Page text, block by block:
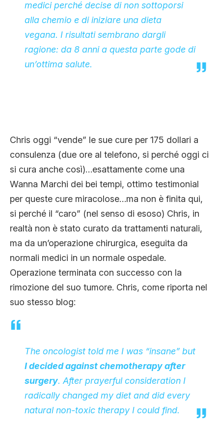
medici perché decise di non sottoporsi
alla chemio e di iniziare una dieta
vegana. I risultati sembrano dargli
ragione: da 8 anni a questa parte gode di
un’ottima salute.
Chris oggi “vende” le sue cure per 175 dollari a
consulenza (due ore al telefono, si perché oggi ci
si cura anche così)…esattamente come una
Wanna Marchi dei bei tempi, ottimo testimonial
per queste cure miracolose…ma non è finita qui,
si perché il “caro” (nel senso di esoso) Chris, in
realtà non è stato curato da trattamenti naturali,
ma da un’operazione chirurgica, eseguita da
normali medici in un normale ospedale.
Operazione terminata con successo con la
rimozione del suo tumore. Chris, come riporta nel
suo stesso blog:
The oncologist told me I was “insane” but
I decided against chemotherapy after
surgery. After prayerful consideration I
radically changed my diet and did every
natural non-toxic therapy I could find.